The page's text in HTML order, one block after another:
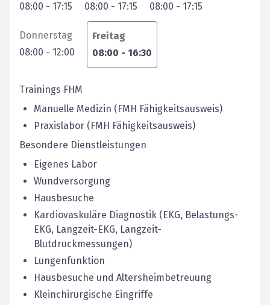
08:00 - 17:15
08:00 - 17:15
08:00 - 17:15
Donnerstag
08:00 - 12:00
Freitag
08:00 - 16:30
Trainings FHM
Manuelle Medizin (FMH Fähigkeitsausweis)
Praxislabor (FMH Fähigkeitsausweis)
Besondere Dienstleistungen
Eigenes Labor
Wundversorgung
Hausbesuche
Kardiovaskuläre Diagnostik (EKG, Belastungs-
EKG, Langzeit-EKG, Langzeit-
Blutdruckmessungen)
Lungenfunktion
Hausbesuche und Altersheimbetreuung
Kleinchirurgische Eingriffe